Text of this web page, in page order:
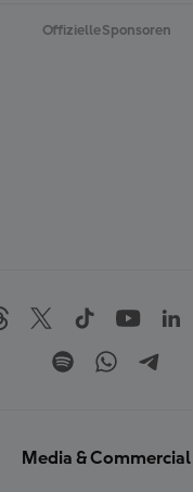
Offizielle Sponsoren
Media & Commercial